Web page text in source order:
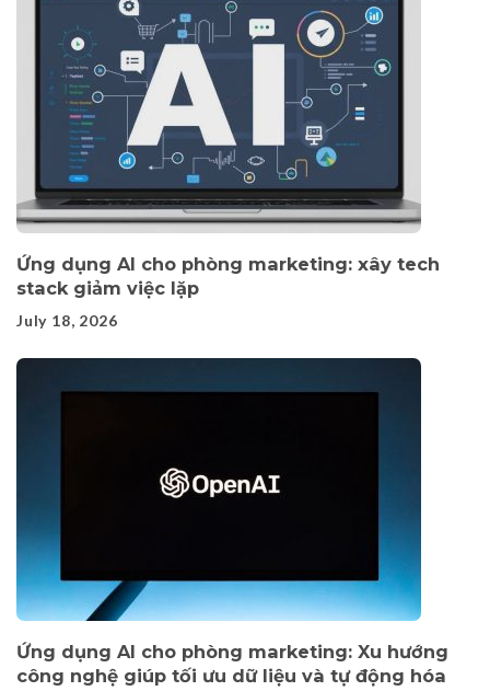
Ứng dụng AI cho phòng marketing: xây tech
stack giảm việc lặp
July 18, 2026
Ứng dụng AI cho phòng marketing: Xu hướng
công nghệ giúp tối ưu dữ liệu và tự động hóa